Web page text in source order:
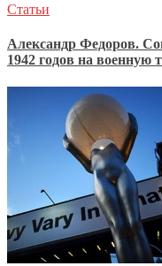
Статьи
Александр Федоров.
1942 годов на военную